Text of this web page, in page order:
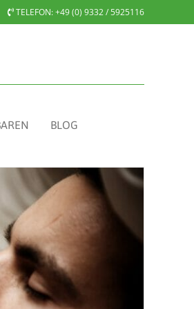
TELEFON:+49 (0) 9332 / 5925116
BLOG